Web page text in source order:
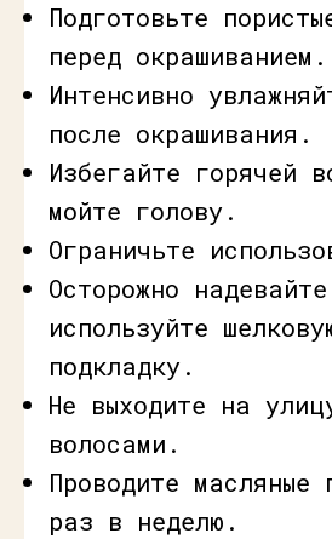
Подготовьте
перед окрашиванием.
Интенсивно
после окрашивания.
Избегайте горячей
мойте голову.
Ограничьте
Осторожно
используйте
подкладку.
Не выходите на
волосами.
Проводите масляные
раз в неделю.